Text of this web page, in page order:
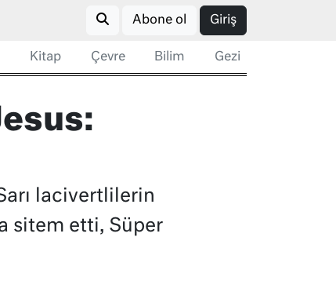
Abone ol Giriş
Kitap Çevre Bilim Gezi
lacivertlilerin
sitem etti, Süper